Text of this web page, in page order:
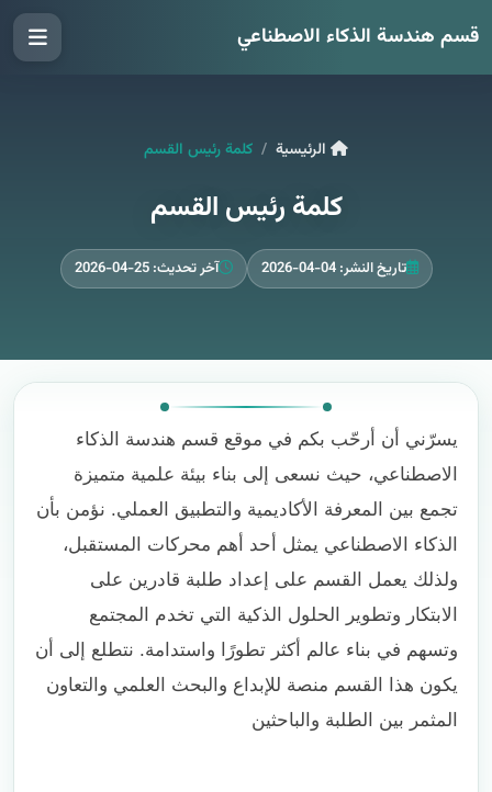
قسم هندسة الذكاء الاصطناعي
الرئيسية كلمة رئيس القسم
كلمة رئيس القسم
تاريخ النشر: 04-04-2026 آخر تحديث: 25-04-2026
يسرّني أن أرحّب بكم في موقع قسم هندسة الذكاء
الاصطناعي، حيث نسعى إلى بناء بيئة علمية متميزة
تجمع بين المعرفة الأكاديمية والتطبيق العملي. نؤمن بأن
الذكاء الاصطناعي يمثل أحد أهم محركات المستقبل،
ولذلك يعمل القسم على إعداد طلبة قادرين على
الابتكار وتطوير الحلول الذكية التي تخدم المجتمع
وتسهم في بناء عالم أكثر تطورًا واستدامة. نتطلع إلى أن
يكون هذا القسم منصة للإبداع والبحث العلمي والتعاون
المثمر بين الطلبة والباحثين